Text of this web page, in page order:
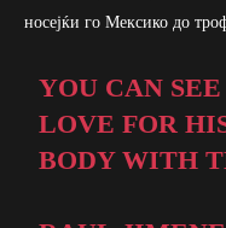
носејќи го Мексико до
YOU CAN
LOVE FOR
BODY WITH